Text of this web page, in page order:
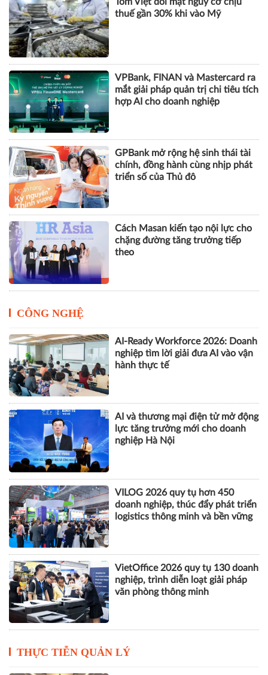
Tôm Việt đối mặt nguy cơ chịu
thuế gần 30% khi vào Mỹ
VPBank, FINAN và Mastercard ra
mắt giải pháp quản trị chi tiêu tích
hợp AI cho doanh nghiệp
GPBank mở rộng hệ sinh thái tài
chính, đồng hành cùng nhịp phát
triển số của Thủ đô
Cách Masan kiến tạo nội lực cho
chặng đường tăng trưởng tiếp
theo
CÔNG NGHỆ
AI-Ready Workforce 2026: Doanh
nghiệp tìm lời giải đưa AI vào vận
hành thực tế
AI và thương mại điện tử mở động
lực tăng trưởng mới cho doanh
nghiệp Hà Nội
VILOG 2026 quy tụ hơn 450
doanh nghiệp, thúc đẩy phát triển
logistics thông minh và bền vững
VietOffice 2026 quy tụ 130 doanh
nghiệp, trình diễn loạt giải pháp
văn phòng thông minh
THỰC TIỄN QUẢN LÝ